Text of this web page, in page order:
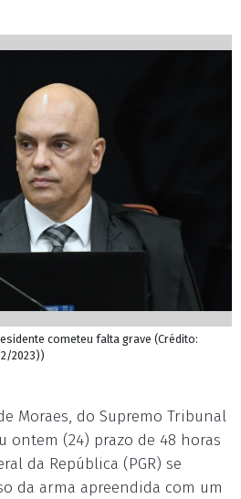
cometeu falta grave (Crédito:
2/2023))
Moraes, do Supremo Tribunal
ontem (24) prazo de 48 horas
da República (PGR) se
da arma apreendida com um